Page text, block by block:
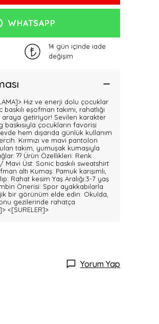
WHATSAPP
14 gün içinde iade
değişim
Hız ve enerji dolu çocuklar
eşofman takımı, rahatlığı
araya getiriyor! Sevilen karakter
çocukların favorisi
hem dışarıda günlük kullanım
Kırmızı ve mavi pantolon
takım, yumuşak kumaşıyla
?? Ürün Özellikleri: Renk
Mavi Üst: Sonic baskılı sweatshirt
altı Kumaş: Pamuk karışımlı,
Rahat kesim Yaş Aralığı:3-7 yaş
Önerisi: Spor ayakkabılarla
bir görünüm elde edin. Okulda,
gezilerinde rahatça
<[SURELER]>
Yorum Yap